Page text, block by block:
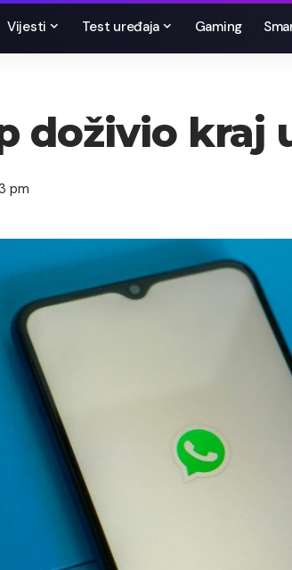
Vijesti Test uređaja Gaming
doživio kraj
pm